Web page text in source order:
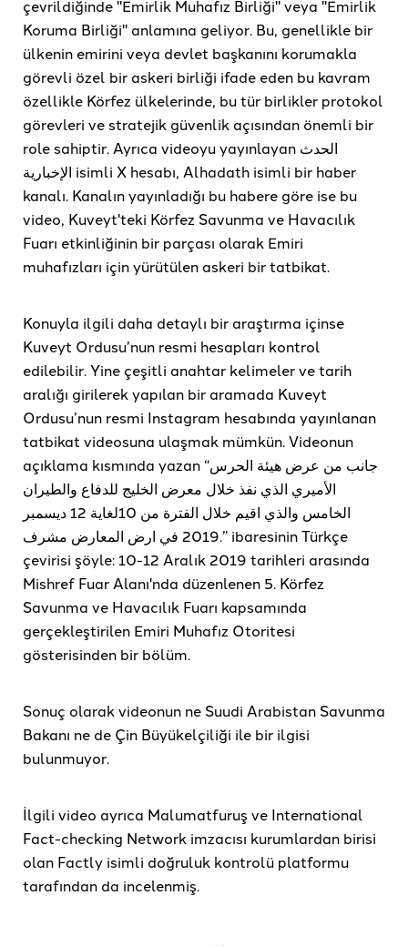
çevrildiğinde "Emirlik Muhafız Birliği" veya "Emirlik
Koruma Birliği" anlamına geliyor. Bu, genellikle bir
ülkenin emirini veya devlet başkanını korumakla
görevli özel bir askeri birliği ifade eden bu kavram
özellikle Körfez ülkelerinde, bu tür birlikler protokol
görevleri ve stratejik güvenlik açısından önemli bir
role sahiptir. Ayrıca videoyu yayınlayan الحدث
الإخبارية isimli X hesabı, Alhadath isimli bir haber
kanalı. Kanalın yayınladığı bu habere göre ise bu
video, Kuveyt'teki Körfez Savunma ve Havacılık
Fuarı etkinliğinin bir parçası olarak Emiri
muhafızları için yürütülen askeri bir tatbikat.
Konuyla ilgili daha detaylı bir araştırma içinse
Kuveyt Ordusu’nun resmi hesapları kontrol
edilebilir. Yine çeşitli anahtar kelimeler ve tarih
aralığı girilerek yapılan bir aramada Kuveyt
Ordusu’nun resmi Instagram hesabında yayınlanan
tatbikat videosuna ulaşmak mümkün. Videonun
açıklama kısmında yazan “جانب من عرض هيئة الحرس
الأميري الذي نفذ خلال معرض الخليج للدفاع والطيران
الخامس والذي اقيم خلال الفترة من 10لغاية 12 ديسمبر
2019 في ارض المعارض مشرف.” ibaresinin Türkçe
çevirisi şöyle: 10-12 Aralık 2019 tarihleri ​​arasında
Mishref Fuar Alanı'nda düzenlenen 5. Körfez
Savunma ve Havacılık Fuarı kapsamında
gerçekleştirilen Emiri Muhafız Otoritesi
gösterisinden bir bölüm.
Sonuç olarak videonun ne Suudi Arabistan Savunma
Bakanı ne de Çin Büyükelçiliği ile bir ilgisi
bulunmuyor.
İlgili video ayrıca Malumatfuruş ve International
Fact-checking Network imzacısı kurumlardan birisi
olan Factly isimli doğruluk kontrolü platformu
tarafından da incelenmiş.